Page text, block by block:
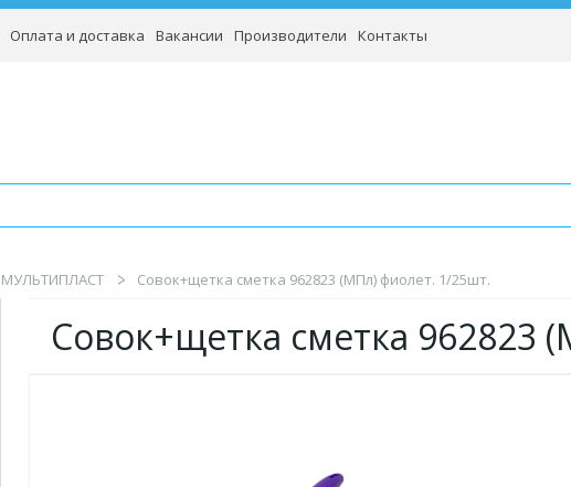
Оплата и доставка Вакансии Производители Контакты
МУЛЬТИПЛАСТ Совок+щетка сметка 962823 (МПл) фиолет. 1/25шт.
Совок+щетка сметка 962823